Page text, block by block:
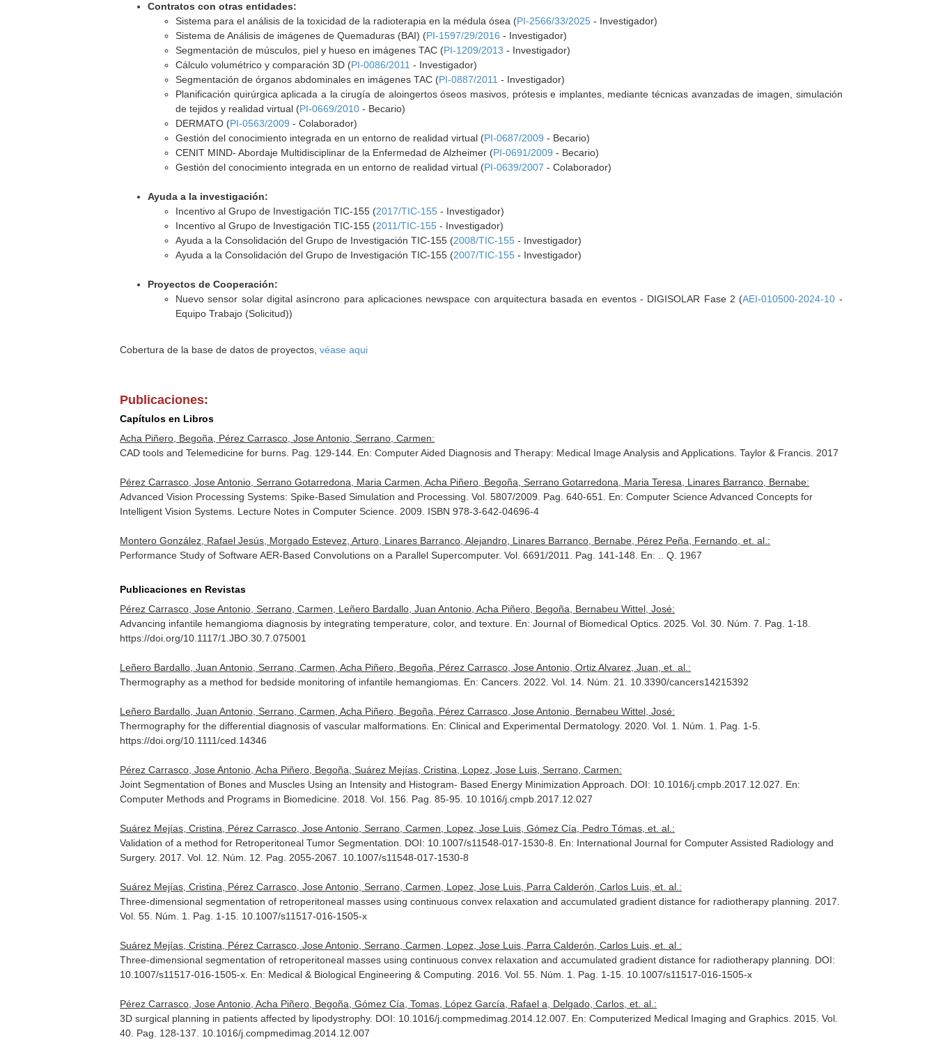
Contratos con otras entidades:
Sistema para el análisis de la toxicidad de la radioterapia en la médula ósea (PI-2566/33/2025 - Investigador)
Sistema de Análisis de imágenes de Quemaduras (BAI) (PI-1597/29/2016 - Investigador)
Segmentación de músculos, piel y hueso en imágenes TAC (PI-1209/2013 - Investigador)
Cálculo volumétrico y comparación 3D (PI-0086/2011 - Investigador)
Segmentación de órganos abdominales en imágenes TAC (PI-0887/2011 - Investigador)
Planificación quirúrgica aplicada a la cirugía de aloingertos óseos masivos, prótesis e implantes, mediante técnicas avanzadas de imagen, simulación
de tejidos y realidad virtual (PI-0669/2010 - Becario)
DERMATO (PI-0563/2009 - Colaborador)
Gestión del conocimiento integrada en un entorno de realidad virtual (PI-0687/2009 - Becario)
CENIT MIND- Abordaje Multidisciplinar de la Enfermedad de Alzheimer (PI-0691/2009 - Becario)
Gestión del conocimiento integrada en un entorno de realidad virtual (PI-0639/2007 - Colaborador)
Ayuda a la investigación:
Incentivo al Grupo de Investigación TIC-155 (2017/TIC-155 - Investigador)
Incentivo al Grupo de Investigación TIC-155 (2011/TIC-155 - Investigador)
Ayuda a la Consolidación del Grupo de Investigación TIC-155 (2008/TIC-155 - Investigador)
Ayuda a la Consolidación del Grupo de Investigación TIC-155 (2007/TIC-155 - Investigador)
Proyectos de Cooperación:
Nuevo sensor solar digital asíncrono para aplicaciones newspace con arquitectura basada en eventos - DIGISOLAR Fase 2 (AEI-010500-2024-10 -
Equipo Trabajo (Solicitud))
Cobertura de la base de datos de proyectos,véase aqui
Publicaciones:
Capítulos en Libros
Acha Piñero, Begoña, Pérez Carrasco, Jose Antonio, Serrano, Carmen:
CAD tools and Telemedicine for burns. Pag. 129-144. En: Computer Aided Diagnosis and Therapy: Medical Image Analysis and Applications . Taylor & Francis. 2017
Pérez Carrasco, Jose Antonio, Serrano Gotarredona, Maria Carmen, Acha Piñero, Begoña, Serrano Gotarredona, Maria Teresa, Linares Barranco, Bernabe:
Advanced Vision Processing Systems: Spike-Based Simulation and Processing. Vol. 5807/2009. Pag. 640-651. En: Computer Science Advanced Concepts for
Intelligent Vision Systems. Lecture Notes in Computer Science . 2009. ISBN 978-3-642-04696-4
Montero González, Rafael Jesús, Morgado Estevez, Arturo, Linares Barranco, Alejandro, Linares Barranco, Bernabe, Pérez Peña, Fernando, et. al.:
Performance Study of Software AER-Based Convolutions on a Parallel Supercomputer. Vol. 6691/2011. Pag. 141-148. En: . . Q. 1967
Publicaciones en Revistas
Pérez Carrasco, Jose Antonio, Serrano, Carmen, Leñero Bardallo, Juan Antonio, Acha Piñero, Begoña, Bernabeu Wittel, José:
Advancing infantile hemangioma diagnosis by integrating temperature, color, and texture. En: Journal of Biomedical Optics . 2025. Vol. 30. Núm. 7. Pag. 1-18.
https://doi.org/10.1117/1.JBO.30.7.075001
Leñero Bardallo, Juan Antonio, Serrano, Carmen, Acha Piñero, Begoña, Pérez Carrasco, Jose Antonio, Ortiz Alvarez, Juan, et. al.:
Thermography as a method for bedside monitoring of infantile hemangiomas. En: Cancers . 2022. Vol. 14. Núm. 21. 10.3390/cancers14215392
Leñero Bardallo, Juan Antonio, Serrano, Carmen, Acha Piñero, Begoña, Pérez Carrasco, Jose Antonio, Bernabeu Wittel, José:
Thermography for the differential diagnosis of vascular malformations. En: Clinical and Experimental Dermatology. 2020. Vol. 1. Núm. 1. Pag. 1-5.
https://doi.org/10.1111/ced.14346
Pérez Carrasco, Jose Antonio, Acha Piñero, Begoña, Suárez Mejías, Cristina, Lopez, Jose Luis, Serrano, Carmen:
Joint Segmentation of Bones and Muscles Using an Intensity and Histogram- Based Energy Minimization Approach. DOI: 10.1016/j.cmpb.2017.12.027. En:
Computer Methods and Programs in Biomedicine . 2018. Vol. 156. Pag. 85-95. 10.1016/j.cmpb.2017.12.027
Suárez Mejías, Cristina, Pérez Carrasco, Jose Antonio, Serrano, Carmen, Lopez, Jose Luis, Gómez Cía, Pedro Tómas, et. al.:
Validation of a method for Retroperitoneal Tumor Segmentation. DOI: 10.1007/s11548-017-1530-8. En: International Journal for Computer Assisted Radiology and
Surgery. 2017. Vol. 12. Núm. 12. Pag. 2055-2067. 10.1007/s11548-017-1530-8
Suárez Mejías, Cristina, Pérez Carrasco, Jose Antonio, Serrano, Carmen, Lopez, Jose Luis, Parra Calderón, Carlos Luis, et. al.:
Three-dimensional segmentation of retroperitoneal masses using continuous convex relaxation and accumulated gradient distance for radiotherapy planning. 2017.
Vol. 55. Núm. 1. Pag. 1-15. 10.1007/s11517-016-1505-x
Suárez Mejías, Cristina, Pérez Carrasco, Jose Antonio, Serrano, Carmen, Lopez, Jose Luis, Parra Calderón, Carlos Luis, et. al.:
Three-dimensional segmentation of retroperitoneal masses using continuous convex relaxation and accumulated gradient distance for radiotherapy planning. DOI:
10.1007/s11517-016-1505-x. En: Medical & Biological Engineering & Computing . 2016. Vol. 55. Núm. 1. Pag. 1-15. 10.1007/s11517-016-1505-x
Pérez Carrasco, Jose Antonio, Acha Piñero, Begoña, Gómez Cía, Tomas, López García, Rafael a, Delgado, Carlos, et. al.:
3D surgical planning in patients affected by lipodystrophy. DOI: 10.1016/j.compmedimag.2014.12.007. En: Computerized Medical Imaging and Graphics . 2015. Vol.
40. Pag. 128-137. 10.1016/j.compmedimag.2014.12.007